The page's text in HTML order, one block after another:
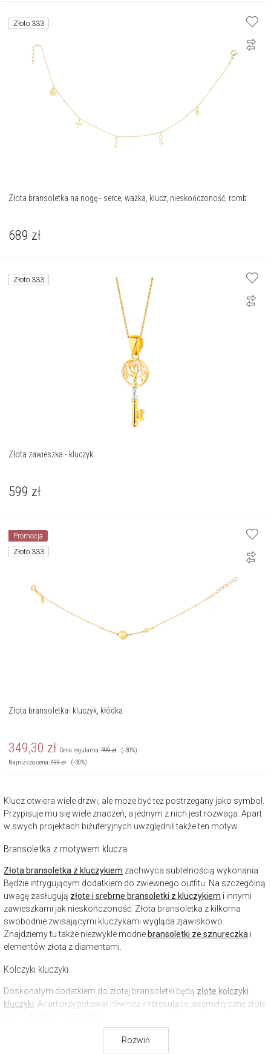
Złoto 333
Złota bransoletka na nogę - serce, ważka, klucz, nieskończoność, romb
689 zł
Złoto 333
Złota zawieszka - kluczyk
599 zł
Promocja
Złoto 333
Złota bransoletka- kluczyk, kłódka
349,30 zł Cena regularna:499zł
(-30%)
Najniższa cena:499zł (-30%)
Klucz otwiera wiele drzwi, ale może być też postrzegany jako symbol.
Przypisuje mu się wiele znaczeń, a jednym z nich jest rozwaga. Apart
w swych projektach biżuteryjnych uwzględnił także ten motyw.
Bransoletka z motywem klucza
Złota bransoletka z kluczykiem zachwyca subtelnością wykonania.
Będzie intrygującym dodatkiem do zwiewnego outfitu. Na szczególną
uwagę zasługują złote i srebrne bransoletki z kluczykiem i innymi
zawieszkami jak nieskończoność. Złota bransoletka z kilkoma
swobodnie zwisającymi kluczykami wygląda zjawiskowo.
Znajdziemy tu także niezwykle modne bransoletki ze sznureczka i
elementów złota z diamentami.
Kolczyki kluczyki
Doskonałym dodatkiem do złotej bransoletki będą złote kolczyki
kluczyki . Apart przygotował również interesujące, asymetryczne złote
Naszyjniki i zawieszki z kluczykiem
Rozwiń